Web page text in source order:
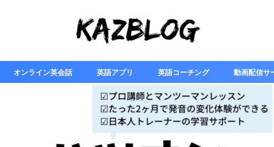
オンライン英会話 英語アプリ 英語コーチング 動画配信サ